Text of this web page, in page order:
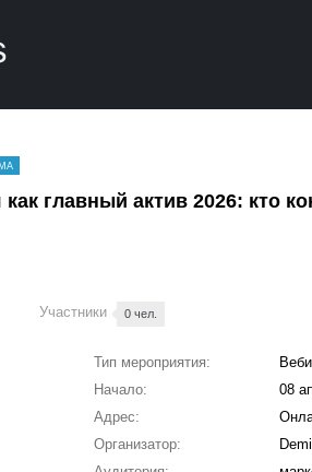
как главный актив 2026: кто
Участники 0 чел.
Тип мероприятия:
Начало:
08
Адрес:
Организатор: